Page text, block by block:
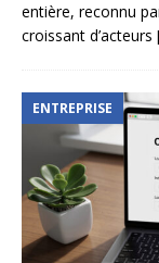
entière, reconnu
croissant d’acteurs
ENTREPRISE